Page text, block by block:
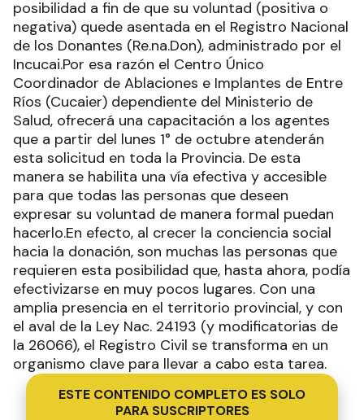
posibilidad a fin de que su voluntad (positiva o
negativa) quede asentada en el Registro Nacional
de los Donantes (Re.na.Don), administrado por el
Incucai.Por esa razón el Centro Único
Coordinador de Ablaciones e Implantes de Entre
Ríos (Cucaier) dependiente del Ministerio de
Salud, ofrecerá una capacitación a los agentes
que a partir del lunes 1° de octubre atenderán
esta solicitud en toda la Provincia. De esta
manera se habilita una vía efectiva y accesible
para que todas las personas que deseen
expresar su voluntad de manera formal puedan
hacerlo.En efecto, al crecer la conciencia social
hacia la donación, son muchas las personas que
requieren esta posibilidad que, hasta ahora, podía
efectivizarse en muy pocos lugares. Con una
amplia presencia en el territorio provincial, y con
el aval de la Ley Nac. 24193 (y modificatorias de
la 26066), el Registro Civil se transforma en un
organismo clave para llevar a cabo esta tarea.
ESTE CONTENIDO COMPLETO ES SOLO
PARA SUSCRIPTORES